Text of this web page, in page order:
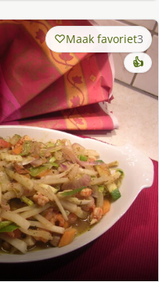
Maak favoriet3
👍